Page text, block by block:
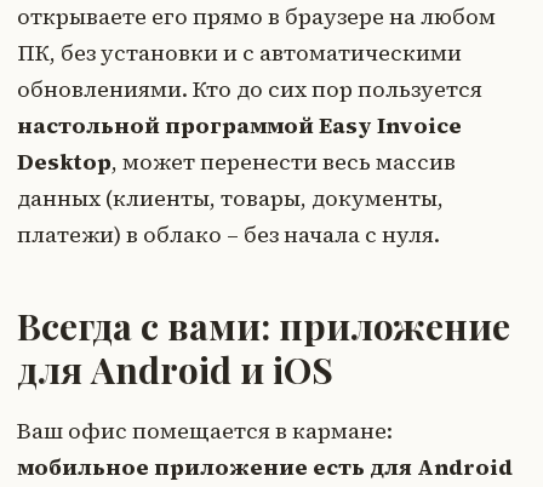
открываете его прямо в браузере на любом
ПК, без установки и с автоматическими
обновлениями. Кто до сих пор пользуется
настольной программой Easy Invoice
Desktop, может перенести весь массив
данных (клиенты, товары, документы,
платежи) в облако – без начала с нуля.
Всегда с вами: приложение
для Android и iOS
Ваш офис помещается в кармане:
мобильное приложение есть для Android